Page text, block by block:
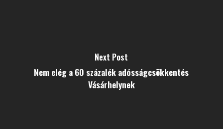
Next Post
Nem elég a 60 százalék adósságcsökkentés
Vásárhelynek